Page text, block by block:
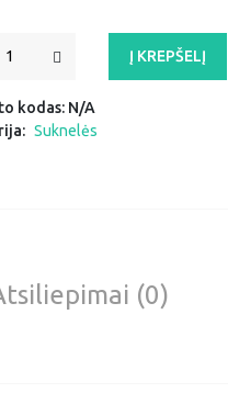
Į KREPŠELĮ
kodas: N/A
Suknelės
(0)